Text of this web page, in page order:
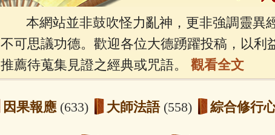
本網站並非鼓吹怪力亂神，更非強調靈異
不可思議功德。歡迎各位大德踴躍投稿，以利
推薦待蒐集見證之經典或咒語。 觀看全文
因果報應 (633) 大師法語 (558) 綜合修行